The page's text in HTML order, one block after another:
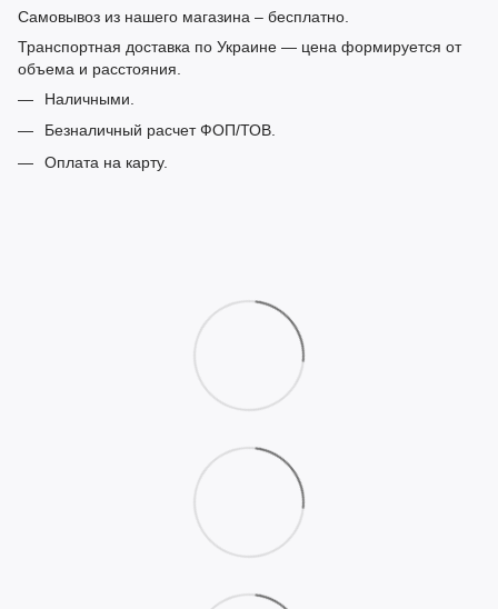
Самовывоз из нашего магазина – бесплатно.
Транспортная доставка по Украине — цена формируется от
объема и расстояния.
Наличными.
Безналичный расчет ФОП/ТОВ.
Оплата на карту.